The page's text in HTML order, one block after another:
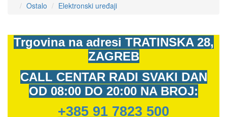
Ostalo Elektronski uređaji
Trgovina na adresi TRATINSKA 28,
ZAGREB
CALL CENTAR RADI SVAKI DAN
OD 08:00 DO 20:00 NA BROJ:
+385 91 7823 500